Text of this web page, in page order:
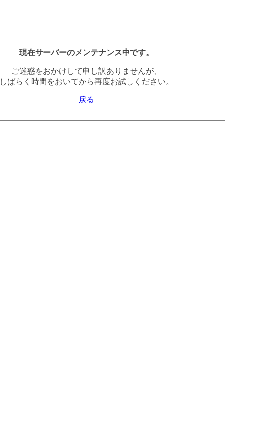
現在サーバーのメンテナンス中です。
ご迷惑をおかけして申し訳ありませんが、
しばらく時間をおいてから再度お試しください。
戻る